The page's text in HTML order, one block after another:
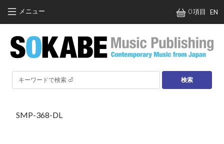
メニュー 0 項目 EN
検索
SMP-368-DL